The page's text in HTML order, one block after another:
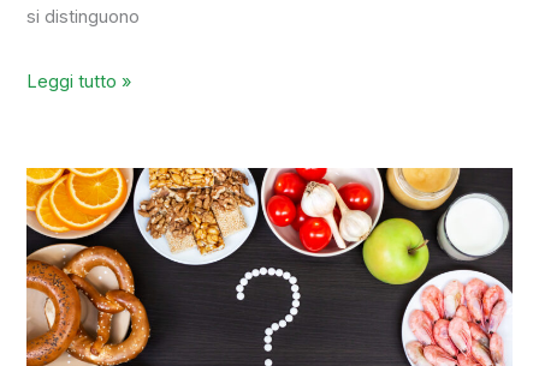
si distinguono
Leggi tutto »
Infiammazioni
alimentari:
il
supporto
della